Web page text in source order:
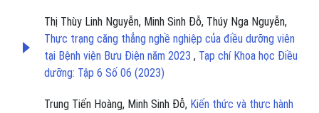
Thị Thùy Linh Nguyễn, Minh Sinh Đỗ, Thúy Nga Nguyễn,
Thực trạng căng thẳng nghề nghiệp của điều dưỡng viên
tại Bệnh viện Bưu Điện năm 2023 , Tạp chí Khoa học Điều
dưỡng: Tập 6 Số 06 (2023)
Trung Tiến Hoàng, Minh Sinh Đỗ, Kiến thức và thực hành